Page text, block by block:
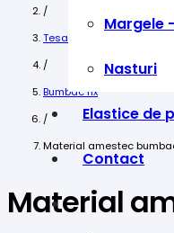
Margele
Nasturi
Elastice de
Contact
/
Tesaturi
/
Bumbac fix
/
Material amestec
Material